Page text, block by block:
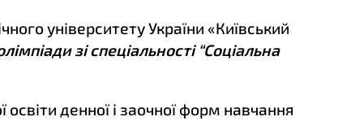
університету України «Київський
зі спеціальності “Соціальна
денної і заочної форм навчання